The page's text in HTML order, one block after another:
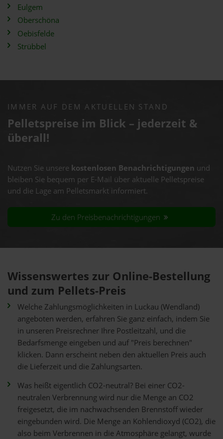
Eulgem
Oberschöna
Oebisfelde
Strübbel
IMMER AUF DEM AKTUELLEN STAND
Pelletspreise im Blick – jederzeit &
überall!
Nutzen Sie unsere kostenlosen Benachrichtigungen und
bleiben Sie bequem per E-Mail über aktuelle Pelletspreise
und die Lage am Pelletsmarkt informiert.
Zu den Preisbenachrichtigungen
Wissenswertes zur Online-Bestellung
und zum Pellets-Preis
Welche Zahlungsmöglichkeiten in Luckau (Wendland)
angeboten werden, erfahren Sie ganz einfach, indem Sie
in unseren Preisrechner Ihre Postleitzahl, und die
Bedarfsmenge eingeben und auf "Preis berechnen"
klicken. Dann erscheint neben den aktuellen Preis auch
die Lieferzeit und die Zahlungsarten.
Was heißt eigentlich CO2-neutral? Bei einer CO2-
neutralen Verbrennung wird nur die Menge an CO2
freigesetzt, die im nachwachsenden Brennstoff wieder
eingebunden wird. Die Menge an Kohlendioxyd (CO2), die
also beim Verbrennen in die Atmosphäre gelangt, wurde